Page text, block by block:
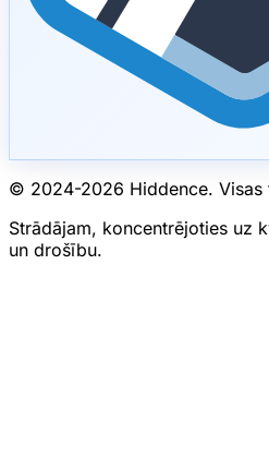
© 2024-2026 Hiddence. Visas
Strādājam, koncentrējoties uz
un drošību.